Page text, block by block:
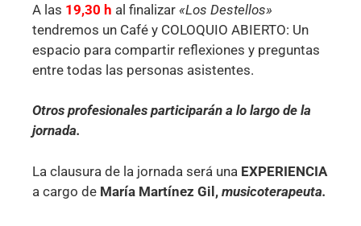
A las 19,30 h al finalizar «Los Destellos»
tendremos un Café y COLOQUIO ABIERTO: Un
espacio para compartir reflexiones y preguntas
entre todas las personas asistentes.
Otros profesionales participarán a lo largo de la
jornada.
La clausura de la jornada será una EXPERIENCIA
a cargo de María Martínez Gil, musicoterapeuta.